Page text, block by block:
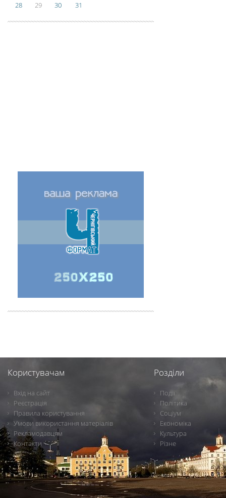
28
29 30 31
Користувачам
Вхід на сайт
Реєстрація
Правила користування
Умови використання матеріалів
Рекламодавцям
Контакти
Розділи
Події
Політика
Соціум
Економіка
Культура
Різне